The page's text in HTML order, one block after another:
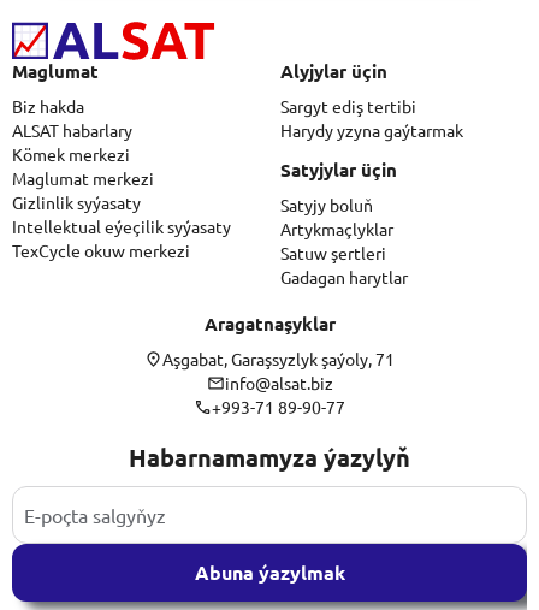
Maglumat
Biz hakda
ALSAT habarlary
Kömek merkezi
Maglumat merkezi
Gizlinlik syýasaty
Intellektual eýeçilik syýasaty
TexCycle okuw merkezi
Alyjylar üçin
Sargyt ediş tertibi
Harydy yzyna gaýtarmak
Satyjylar üçin
Satyjy boluň
Artykmaçlyklar
Satuw şertleri
Gadagan harytlar
Aragatnaşyklar
Aşgabat, Garaşsyzlyk şaýoly, 71
info@alsat.biz
+993-71 89-90-77
Habarnamamyza ýazylyň
Abuna ýazylmak